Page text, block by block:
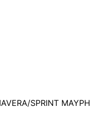
SPRINT ΜΑΥΡΗ